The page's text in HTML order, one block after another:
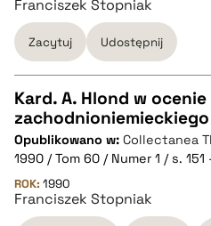
BIBTEX
pobierz cytat
Franciszek Stopniak
Zacytuj Udostępnij
CZYSTY TEKST
pobierz cytat
Kard. A. Hlond w ocenie
Opublikowano w: Collectanea
1990 / Tom 60 / Numer 1 / s. 151
ROK: 1990
Franciszek Stopniak